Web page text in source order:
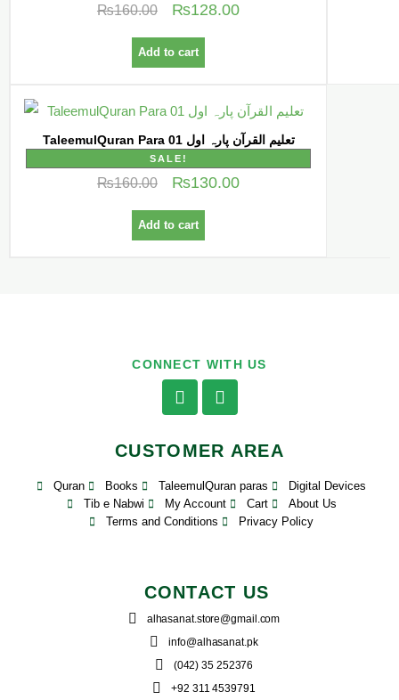
₨160.00 ₨128.00
Add to cart
TaleemulQuran Para 01 تعلیم القرآن پارہ اول
SALE!
₨160.00 ₨130.00
Add to cart
CONNECT WITH US
CUSTOMER AREA
Quran Books TaleemulQuran paras
Digital Devices
Tib e Nabwi
My Account Cart
About Us
Terms and Conditions
Privacy Policy
CONTACT US
alhasanat.store@gmail.com
info@alhasanat.pk
(042) 35 252376
+92 311 4539791